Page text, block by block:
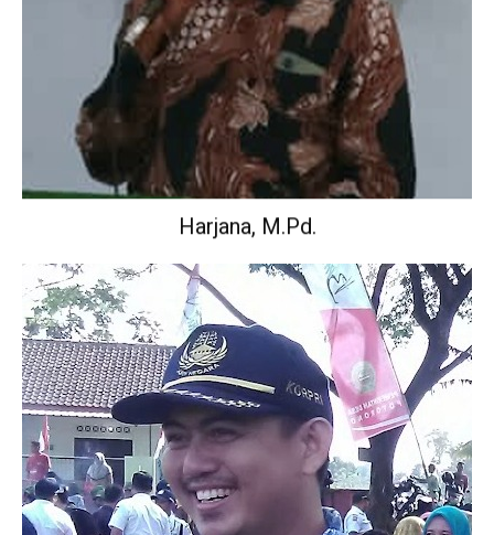
Harjana, M.Pd.
Wakil Kepala Sekolah Urusan Kurikulum.